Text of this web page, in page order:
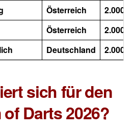
Österreich
2.000
Österreich
2.000
Deutschland 2.000
sich für den
Darts 2026?